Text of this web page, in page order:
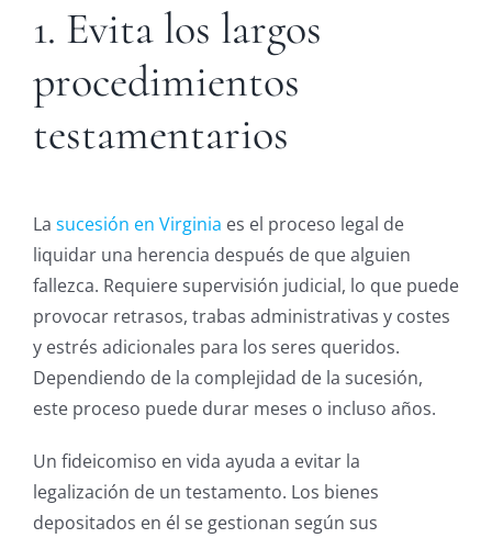
1. Evita los largos
procedimientos
testamentarios
La sucesión en Virginia es el proceso legal de
liquidar una herencia después de que alguien
fallezca. Requiere supervisión judicial, lo que puede
provocar retrasos, trabas administrativas y costes
y estrés adicionales para los seres queridos.
Dependiendo de la complejidad de la sucesión,
este proceso puede durar meses o incluso años.
Un fideicomiso en vida ayuda a evitar la
legalización de un testamento. Los bienes
depositados en él se gestionan según sus